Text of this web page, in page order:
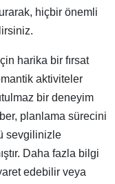
hiçbir önemli
harika bir fırsat
aktiviteler
bir deneyim
planlama sürecini
sevgilinizle
Daha fazla bilgi
edebilir veya